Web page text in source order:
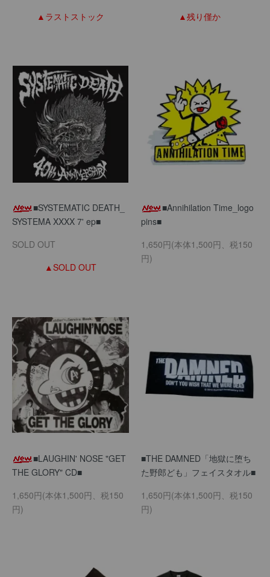
▲ラストストック
▲残り僅か
■SYSTEMATIC DEATH_
SYSTEMA XXXX 7' ep■
SOLD OUT
▲SOLD OUT
■Annihilation Time_logo
pins■
1,650円(本体1,500円、税150
円)
■LAUGHIN' NOSE "GET
THE GLORY" CD■
1,650円(本体1,500円、税150
円)
■THE DAMNED「地獄に堕ち
た野郎ども」フェイスタオル■
1,650円(本体1,500円、税150
円)